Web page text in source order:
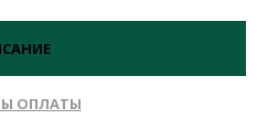
ОПЛАТЫ